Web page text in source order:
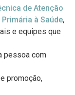
de Atenção
à Saúde,
e equipes que
pessoa com
promoção,